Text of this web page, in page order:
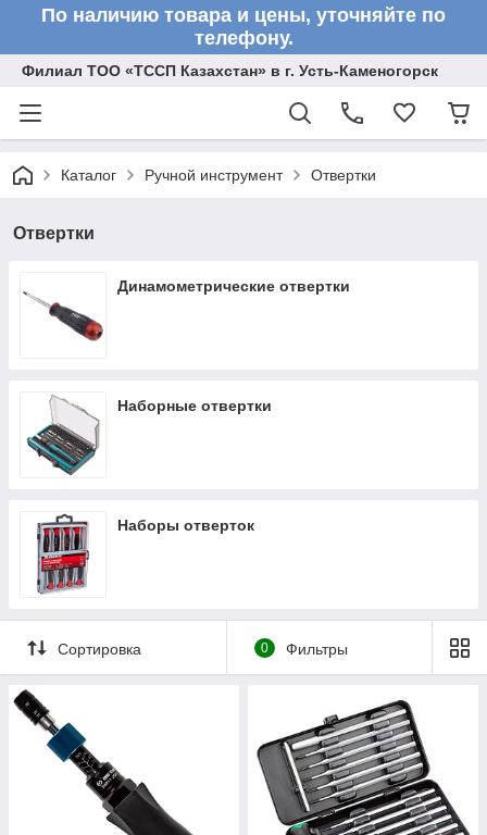
По наличию товара и цены, уточняйте по
телефону.
Филиал ТОО «ТССП Казахстан» в г. Усть-Каменогорск
Каталог Ручной инструмент Отвертки
Отвертки
Динамометрические отвертки
Наборные отвертки
Наборы отверток
Сортировка 0 Фильтры